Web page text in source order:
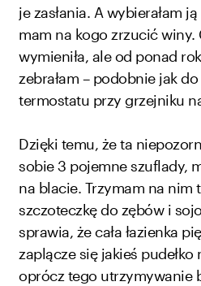
je zasłania. A wybierałam
mam na kogo zrzucić winy.
wymieniła, ale od ponad
zebrałam – podobnie jak
termostatu przy grzejniku
Dzięki temu, że ta
sobie 3 pojemne szuflady,
na blacie. Trzymam na nim
szczoteczkę do zębów i
sprawia, że cała łazienka
zaplącze się jakieś pudełko
oprócz tego utrzymywanie